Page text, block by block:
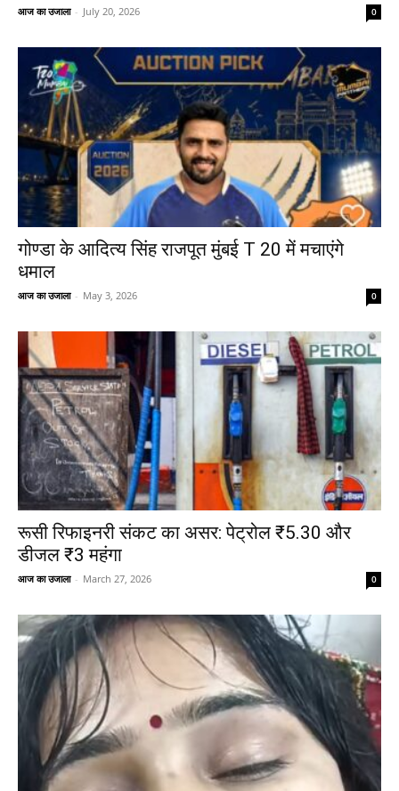
आज का उजाला - July 20, 2026 0
गोण्डा के आदित्य सिंह राजपूत मुंबई T 20 में मचाएंगे
धमाल
आज का उजाला - May 3, 2026 0
रूसी रिफाइनरी संकट का असर: पेट्रोल ₹5.30 और
डीजल ₹3 महंगा
आज का उजाला - March 27, 2026 0